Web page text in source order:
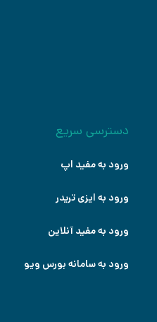
دسترسی سریع
ورود به مفید اپ
ورود به ایزی تریدر
ورود به مفید آنلاین
ورود به سامانه بورس ویو